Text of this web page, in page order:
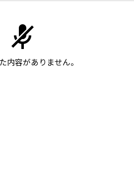
内容がありません。